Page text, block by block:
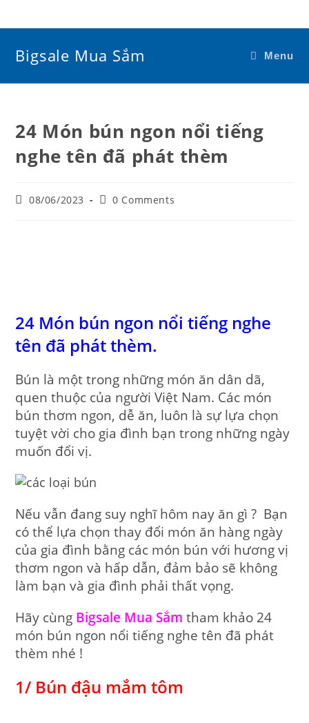
content
Bigsale Mua Sắm Menu
24 Món bún ngon nổi tiếng
nghe tên đã phát thèm
Post08/06/2023
Post0 Comments
24 Món bún ngon nổi tiếng nghe
tên đã phát thèm.
Bún là một trong những món ăn dân dã,
quen thuộc của người Việt Nam. Các món
bún thơm ngon, dễ ăn, luôn là sự lựa chọn
tuyệt vời cho gia đình bạn trong những ngày
muốn đổi vị.
Nếu vẫn đang suy nghĩ hôm nay ăn gì ? Bạn
có thể lựa chọn thay đổi món ăn hàng ngày
của gia đình bằng các món bún với hương vị
thơm ngon và hấp dẫn, đảm bảo sẽ không
làm bạn và gia đình phải thất vọng.
Hãy cùng Bigsale Mua Sắm tham khảo 24
món bún ngon nổi tiếng nghe tên đã phát
thèm nhé !
1/ Bún đậu mắm tôm